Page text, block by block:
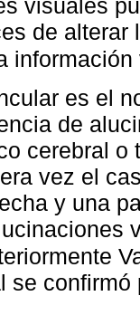
visuales
de
información
es el
de
cerebral o
vez el
y una
se